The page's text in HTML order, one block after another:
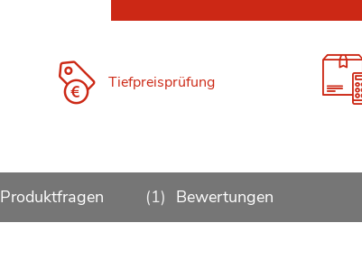
Tiefpreisprüfung
Produktfragen 1 Bewertungen